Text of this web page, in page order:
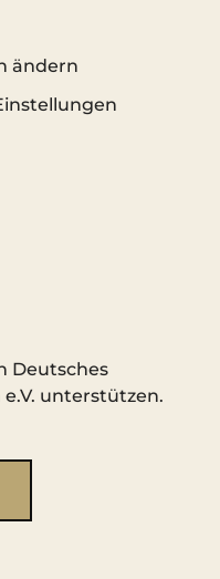
ändern
Deutsches
unterstützen.